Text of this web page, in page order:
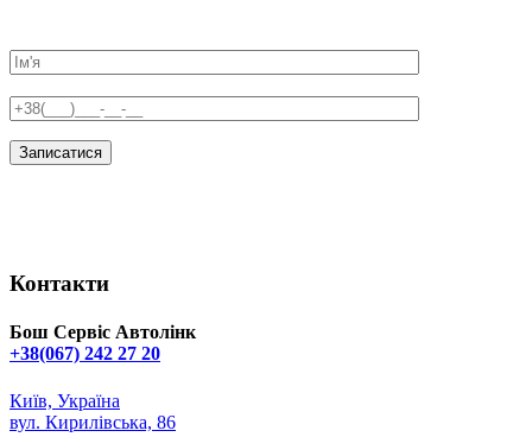
Контакти
Бош Сервіс Автолінк
+38(067) 242 27 20
Київ, Україна
вул. Кирилівська, 86